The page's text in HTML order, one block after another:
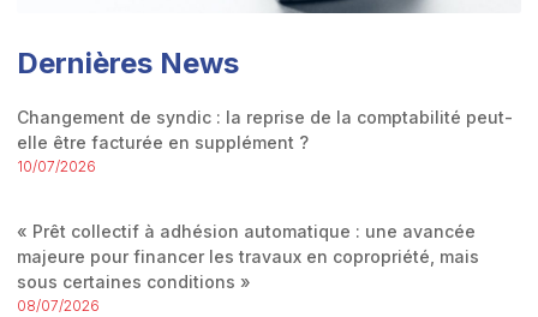
Dernières News
Changement de syndic : la reprise de la comptabilité peut-
elle être facturée en supplément ?
10/07/2026
« Prêt collectif à adhésion automatique : une avancée
majeure pour financer les travaux en copropriété, mais
sous certaines conditions »
08/07/2026